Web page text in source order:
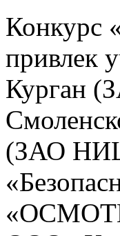
Конкурс
привлек
Курган
(ЗАО